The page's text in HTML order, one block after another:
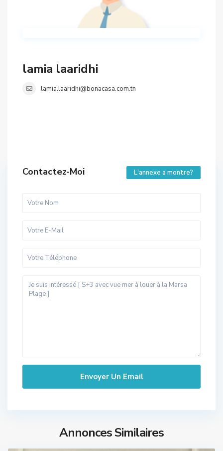
lamia laaridhi
lamia.laaridhi@bonacasa.com.tn
Contactez-Moi L'annexe a montre?
Annonces Similaires